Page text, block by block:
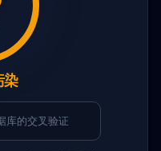
染
库的交叉验证